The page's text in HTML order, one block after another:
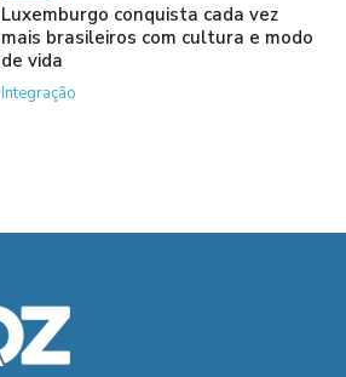
Luxemburgo conquista cada vez
mais brasileiros com cultura e modo
de vida
Integração